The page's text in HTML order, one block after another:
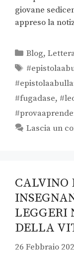
giovane
appreso la
Blog,
#fugadase,
Lascia un
CALVINO
LEGGERI
DELLA
26 Febbraio